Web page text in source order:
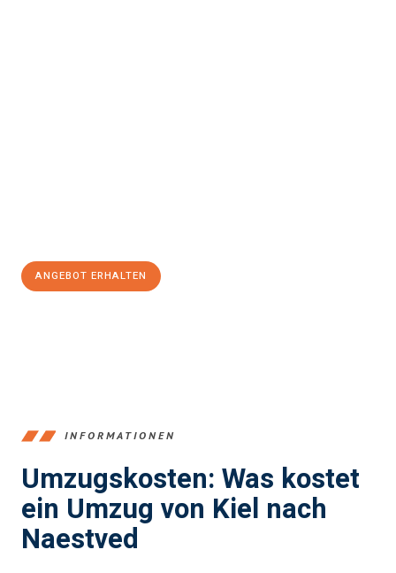
ANGEBOT ERHALTEN
INFORMATIONEN
Umzugskosten: Was kostet
ein Umzug von Kiel nach
Naestved